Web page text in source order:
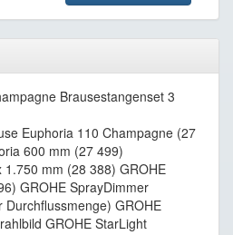
Brausestangenset 3
Euphoria 110 Champagne (27
600 mm (27 499)
1.750 mm (28 388) GROHE
GROHE SprayDimmer
GROHE
GROHE StarLight